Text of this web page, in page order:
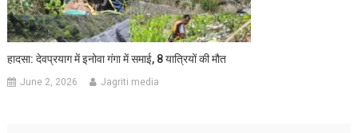
हादसा: देवप्रयाग में इनोवा गंगा में समाई, 8 यात्रियों की मौत
June 2, 2026 Jagriti media